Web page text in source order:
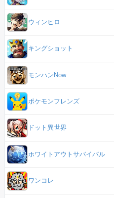
ウィンヒロ
キングショット
モンハンNow
ポケモンフレンズ
ドット異世界
ホワイトアウトサバイバル
ワンコレ